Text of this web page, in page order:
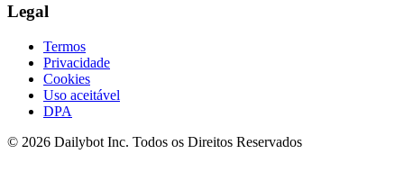
Legal
Termos
Privacidade
Cookies
Uso aceitável
DPA
© 2026 Dailybot Inc. Todos os Direitos Reservados